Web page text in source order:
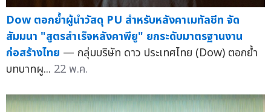
Dow ตอกย้ำผู้นำวัสดุ PU สำหรับหลังคาเมทัลชีท จัด
สัมมนา "สูตรสำเร็จหลังคาพียู" ยกระดับมาตรฐานงาน
ก่อสร้างไทย — กลุ่มบริษัท ดาว ประเทศไทย (Dow) ตอกย้ำ
บทบาทผู... 22 พ.ค.